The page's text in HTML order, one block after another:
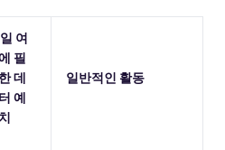
여
필
데
예
일반적인 활동